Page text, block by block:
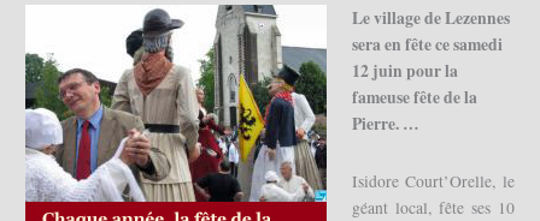
Le village de Lezennes
sera en fête ce samedi
12 juin pour la
fameuse fête de la
Pierre. …
Isidore Court’Orelle, le
géant local, fête ses 10